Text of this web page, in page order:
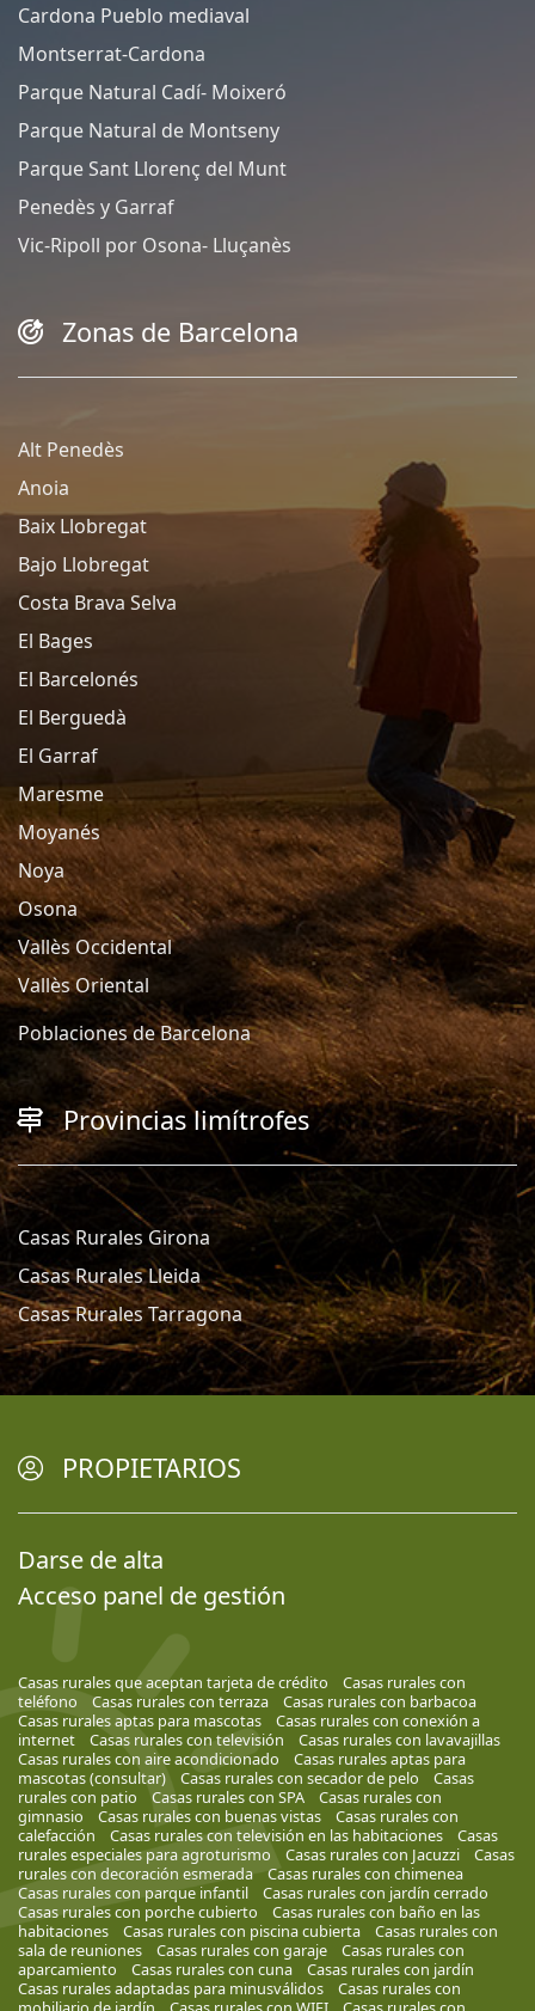
Cardona Pueblo mediaval
Montserrat-Cardona
Parque Natural Cadí- Moixeró
Parque Natural de Montseny
Parque Sant Llorenç del Munt
Penedès y Garraf
Vic-Ripoll por Osona- Lluçanès
Zonas de Barcelona
Alt Penedès
Anoia
Baix Llobregat
Bajo Llobregat
Costa Brava Selva
El Bages
El Barcelonés
El Berguedà
El Garraf
Maresme
Moyanés
Noya
Osona
Vallès Occidental
Vallès Oriental
Poblaciones de Barcelona
Provincias limítrofes
Casas Rurales Girona
Casas Rurales Lleida
Casas Rurales Tarragona
PROPIETARIOS
Darse de alta
Acceso panel de gestión
Casas rurales que aceptan tarjeta de crédito
Casas rurales con
teléfono
Casas rurales con terraza
Casas rurales con barbacoa
Casas rurales aptas para mascotas
Casas rurales con conexión a
internet
Casas rurales con televisión
Casas rurales con lavavajillas
Casas rurales con aire acondicionado
Casas rurales aptas para
mascotas (consultar)
Casas rurales con secador de pelo
Casas
rurales con patio
Casas rurales con SPA
Casas rurales con
gimnasio
Casas rurales con buenas vistas
Casas rurales con
calefacción
Casas rurales con televisión en las habitaciones
Casas
rurales especiales para agroturismo
Casas rurales con Jacuzzi
Casas
rurales con decoración esmerada
Casas rurales con chimenea
Casas rurales con parque infantil
Casas rurales con jardín cerrado
Casas rurales con porche cubierto
Casas rurales con baño en las
habitaciones
Casas rurales con piscina cubierta
Casas rurales con
sala de reuniones
Casas rurales con garaje
Casas rurales con
aparcamiento
Casas rurales con cuna
Casas rurales con jardín
Casas rurales adaptadas para minusválidos
Casas rurales con